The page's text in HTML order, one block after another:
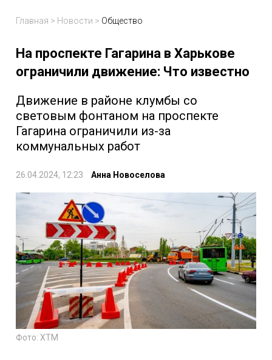
Главная > Новости > Общество
На проспекте Гагарина в Харькове
ограничили движение: Что известно
Движение в районе клумбы со
световым фонтаном на проспекте
Гагарина ограничили из-за
коммунальных работ
26.04.2024, 12:23 Анна Новоселова
Фото: ХТМ